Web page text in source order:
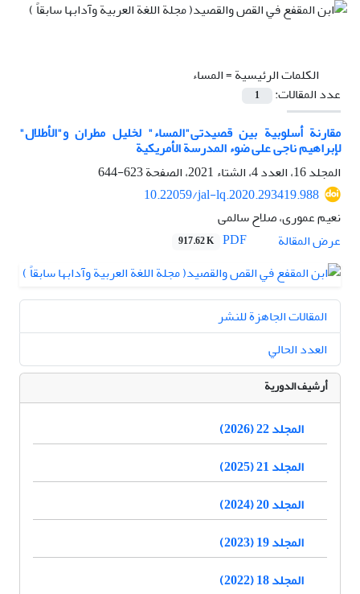
الكلمات الرئيسية =المساء
عدد المقالات:
1
مقارنة أسلوبیة بین قصیدتی"المساء" لخلیل مطران و"الأطلال"
لإبراهیم ناجی علی ضوء المدرسة الأمریکیة
المجلد 16، العدد 4، الشتاء 2021، الصفحة
623-644
10.22059/jal-lq.2020.293419.988
نعیم عموری، صلاح سالمی
عرض المقالة
917.62 K
المقالات الجاهزة للنشر
العدد الحالي
أرشيف الدورية
المجلد 22 (2026)
المجلد 21 (2025)
المجلد 20 (2024)
المجلد 19 (2023)
المجلد 18 (2022)